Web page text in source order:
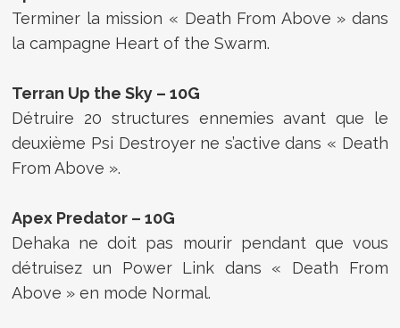
Terminer la mission « Death From Above » dans
la campagne Heart of the Swarm.
Terran Up the Sky – 10G
Détruire 20 structures ennemies avant que le
deuxième Psi Destroyer ne s’active dans « Death
From Above ».
Apex Predator – 10G
Dehaka ne doit pas mourir pendant que vous
détruisez un Power Link dans « Death From
Above » en mode Normal.